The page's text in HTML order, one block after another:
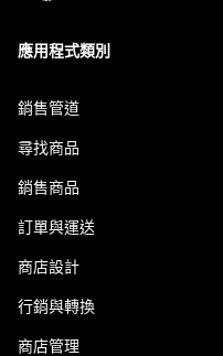
應用程式類別
銷售管道
尋找商品
銷售商品
訂單與運送
商店設計
行銷與轉換
商店管理